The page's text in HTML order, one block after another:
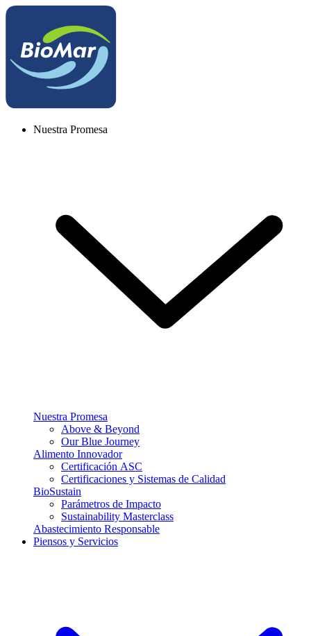
Nuestra Promesa
Nuestra Promesa
Above & Beyond
Our Blue Journey
Alimento Innovador
Certificación ASC
Certificaciones y Sistemas de Calidad
BioSustain
Parámetros de Impacto
Sustainability Masterclass
Abastecimiento Responsable
Piensos y Servicios